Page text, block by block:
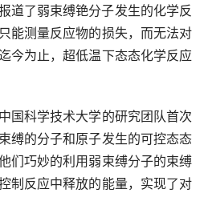
道了弱束缚铯分子发生的化学反
能测量反应物的损失，而无法对
今为止，超低温下态态化学反应
科学技术大学的研究团队首次
缚的分子和原子发生的可控态态
们巧妙的利用弱束缚分子的束缚
制反应中释放的能量，实现了对